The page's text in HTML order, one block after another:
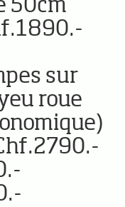
50cm
sur
roue